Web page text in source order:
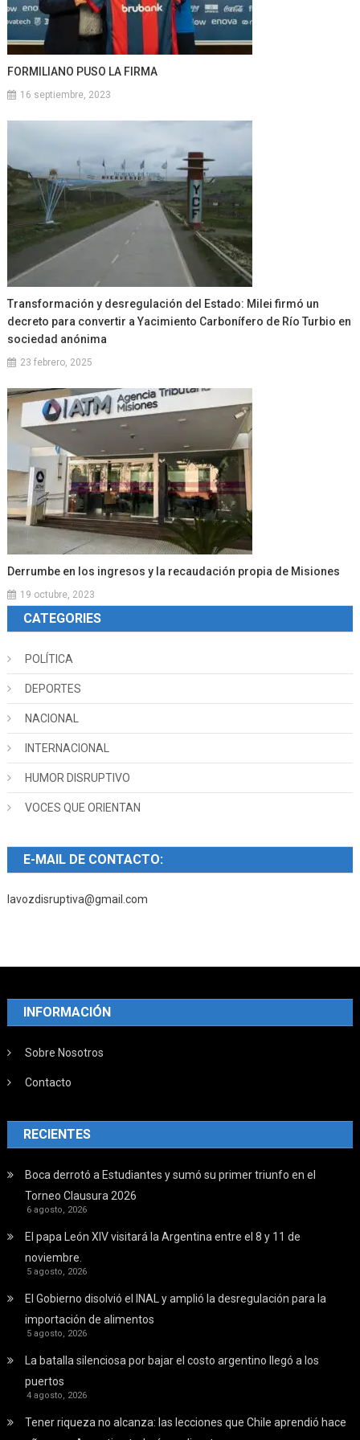
FORMILIANO PUSO LA FIRMA
16 septiembre, 2023
Transformación y desregulación del Estado: Milei firmó un
decreto para convertir a Yacimiento Carbonífero de Río Turbio en
sociedad anónima
23 febrero, 2025
Derrumbe en los ingresos y la recaudación propia de Misiones
19 octubre, 2023
CATEGORIES
POLÍTICA
DEPORTES
NACIONAL
INTERNACIONAL
HUMOR DISRUPTIVO
VOCES QUE ORIENTAN
E-MAIL DE CONTACTO:
lavozdisruptiva@gmail.com
INFORMACIÓN
Sobre Nosotros
Contacto
RECIENTES
Boca derrotó a Estudiantes y sumó su primer triunfo en el
Torneo Clausura 2026
6 agosto, 2026
El papa León XIV visitará la Argentina entre el 8 y 11 de
noviembre.
5 agosto, 2026
El Gobierno disolvió el INAL y amplió la desregulación para la
importación de alimentos
5 agosto, 2026
La batalla silenciosa por bajar el costo argentino llegó a los
puertos
4 agosto, 2026
Tener riqueza no alcanza: las lecciones que Chile aprendió hace